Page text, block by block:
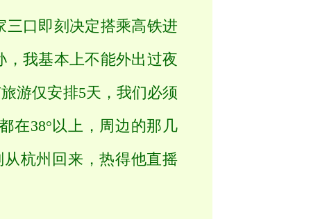
口即刻决定搭乘高铁进
我基本上不能外出过夜
游仅安排5天，我们必须
在38°以上，周边的那几
杭州回来，热得他直摇